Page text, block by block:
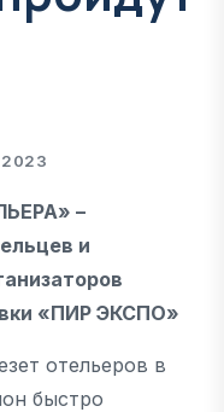
–
и
«ПИР ЭКСПО»
отельеров в
быстро